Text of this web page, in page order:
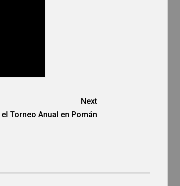
Next
Torneo Anual en Pomán